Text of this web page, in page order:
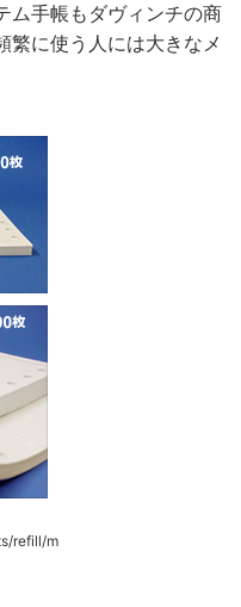
ム手帳もダヴィンチの商
繁に使う人には大きなメ
refill/m